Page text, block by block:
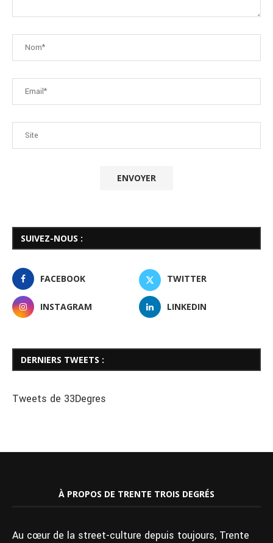
SUIVEZ-NOUS :
FACEBOOK TWITTER
INSTAGRAM LINKEDIN
DERNIERS TWEETS :
Tweets de 33Degres
À PROPOS DE TRENTE TROIS DEGRÉS
Au cœur de la street-culture depuis toujours, Trente